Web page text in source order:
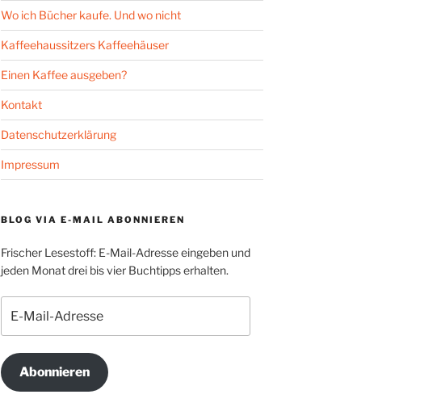
Wo ich Bücher kaufe. Und wo nicht
Kaffeehaussitzers Kaffeehäuser
Einen Kaffee ausgeben?
Kontakt
Datenschutzerklärung
Impressum
BLOG VIA E-MAIL ABONNIEREN
Frischer Lesestoff: E-Mail-Adresse eingeben und
jeden Monat drei bis vier Buchtipps erhalten.
Mail-
Adresse
Abonnieren